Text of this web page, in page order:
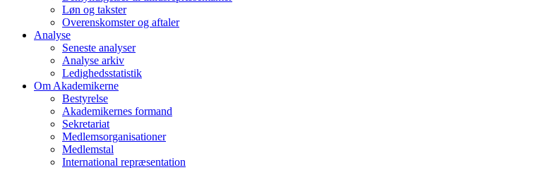
Løn og takster
Overenskomster og aftaler
Analyse
Seneste analyser
Analyse arkiv
Ledighedsstatistik
Om Akademikerne
Bestyrelse
Akademikernes formand
Sekretariat
Medlemsorganisationer
Medlemstal
International repræsentation